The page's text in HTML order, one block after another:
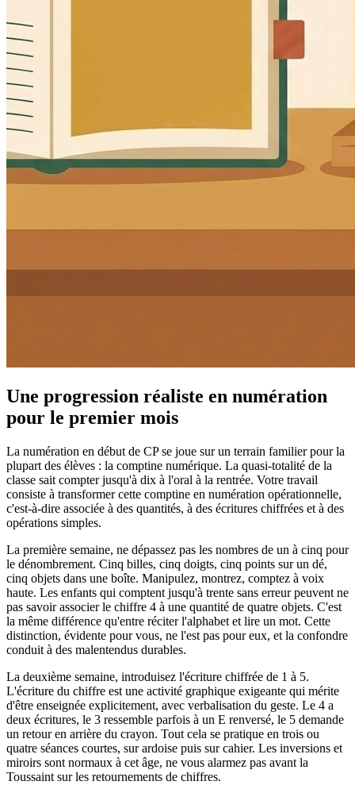
Une progression réaliste en numération
pour le premier mois
La numération en début de CP se joue sur un terrain familier pour la
plupart des élèves : la comptine numérique. La quasi-totalité de la
classe sait compter jusqu'à dix à l'oral à la rentrée. Votre travail
consiste à transformer cette comptine en numération opérationnelle,
c'est-à-dire associée à des quantités, à des écritures chiffrées et à des
opérations simples.
La première semaine, ne dépassez pas les nombres de un à cinq pour
le dénombrement. Cinq billes, cinq doigts, cinq points sur un dé,
cinq objets dans une boîte. Manipulez, montrez, comptez à voix
haute. Les enfants qui comptent jusqu'à trente sans erreur peuvent ne
pas savoir associer le chiffre 4 à une quantité de quatre objets. C'est
la même différence qu'entre réciter l'alphabet et lire un mot. Cette
distinction, évidente pour vous, ne l'est pas pour eux, et la confondre
conduit à des malentendus durables.
La deuxième semaine, introduisez l'écriture chiffrée de 1 à 5.
L'écriture du chiffre est une activité graphique exigeante qui mérite
d'être enseignée explicitement, avec verbalisation du geste. Le 4 a
deux écritures, le 3 ressemble parfois à un E renversé, le 5 demande
un retour en arrière du crayon. Tout cela se pratique en trois ou
quatre séances courtes, sur ardoise puis sur cahier. Les inversions et
miroirs sont normaux à cet âge, ne vous alarmez pas avant la
Toussaint sur les retournements de chiffres.